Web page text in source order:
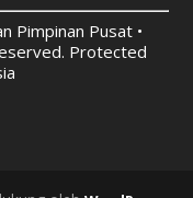
Pimpinan Pusat •
Protected